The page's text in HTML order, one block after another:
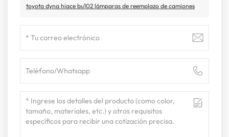
toyota dyna hiace bu102 lámparas de reemplazo de camiones